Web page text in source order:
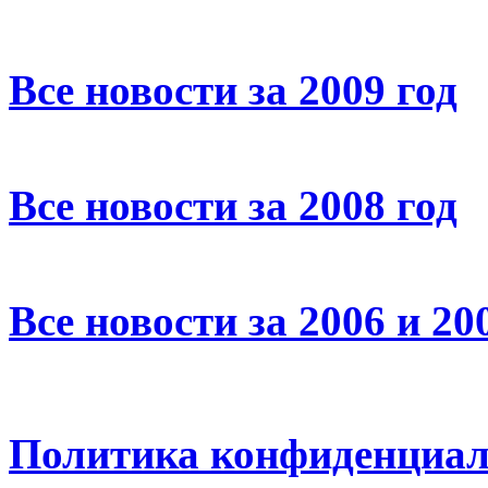
Все новости за 2009 год
Все новости за 2008 год
Все новости за 2006 и
Политика